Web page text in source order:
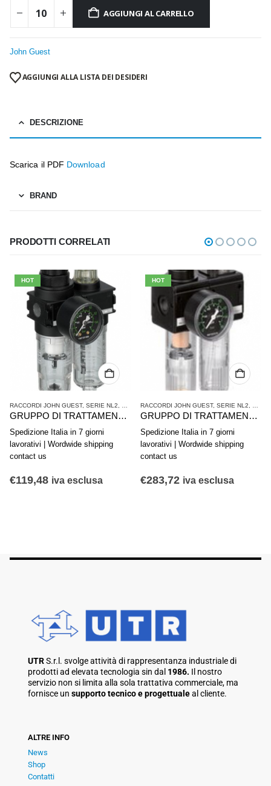
AGGIUNGI AL CARRELLO
John Guest
AGGIUNGI ALLA LISTA DEI DESIDERI
DESCRIZIONE
Scarica il PDF Download
BRAND
PRODOTTI CORRELATI
TRATTAMENTO ARIA COMPRESSA
GRUPPO DI TRATTAMENTO ARIA IN 2 PARTI AVENTICS SERIE NL1-ACD 0821300732
HOT
RACCORDI JOHN GUEST,SERIE NL2 TRATTAMENTO ARIA COMPRESSA
GRUPPO DI TRATTAMENTO ARIA IN 2 PARTI AVENTICS SERIE NL4-ACD 0821300502
Spedizione Italia in 7 giorni
lavorativi | Wordwide shipping
contact us
€283,72 iva esclusa
HOT
RACCORDI JOHN GUEST,SERIE NL2
Spedizione Italia in 7 giorni
lavorativi | Wordwide shipping
contact us
€115,45 iva esclusa
UTRS.r.l. svolge attività di rappresentanza industriale di
prodotti ad elevata tecnologia sin dal 1986. Il nostro
servizio non si limita alla sola trattativa commerciale, ma
fornisce un supporto tecnico e progettualeal cliente.
ALTRE INFO
News
Shop
Contatti